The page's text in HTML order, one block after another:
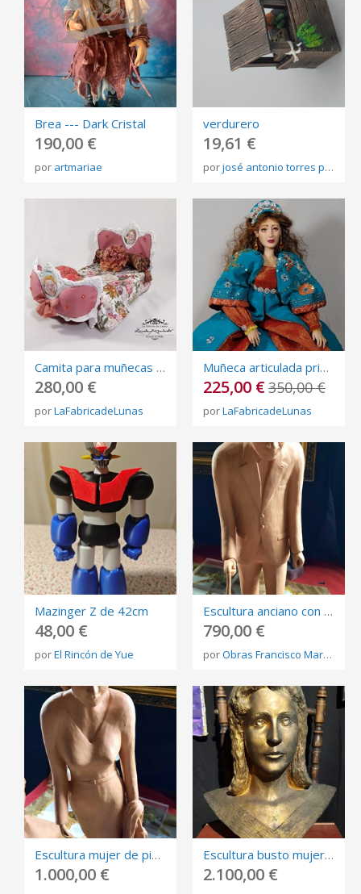
Brea --- Dark Cristal
190,00 €
por artmariae
verdurero
19,61 €
porjosé antonio torres pérez
Camita para muñecas estilo barroco.
280,00 €
porLaFabricadeLunas
Muñeca articulada princesa elfo
225,00 €350,00 €
porLaFabricadeLunas
Mazinger Z de 42cm
48,00 €
porEl Rincón de Yue
Escultura anciano con bastón arcilla
790,00 €
porObras Francisco Martínez Rojo
Escultura mujer de pie arcilla
1.000,00 €
Escultura busto mujer dorado
2.100,00 €